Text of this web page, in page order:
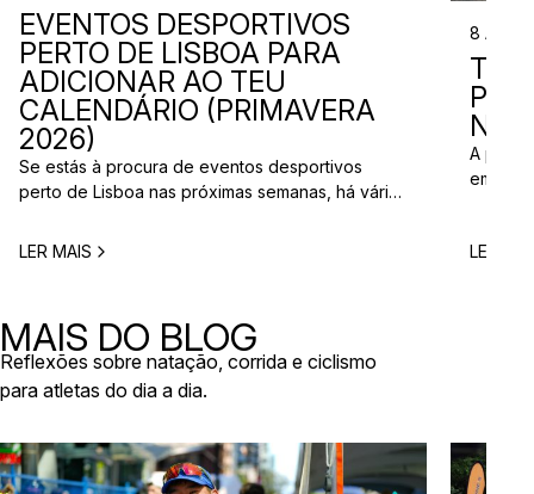
EVENTOS DESPORTIVOS
PERTO DE LISBOA PARA
ADICIONAR AO TEU
CALENDÁRIO (PRIMAVERA
2026)
Se estás à procura de eventos desportivos
perto de Lisboa nas próximas semanas, há várias
vão acontecer na região durante esta primavera.
de eventos desportivos perto de Lisboa […]
LER MAIS
8 Abr
A
em
planear
LER
MAIS DO BLOG
Reflexões sobre natação, corrida e ciclismo
para atletas do dia a dia.